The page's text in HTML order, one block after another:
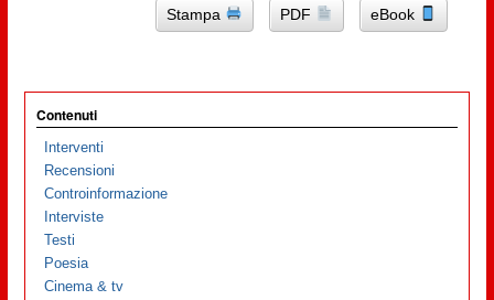
Stampa PDF eBook
Contenuti
Interventi
Recensioni
Controinformazione
Interviste
Testi
Poesia
Cinema & tv